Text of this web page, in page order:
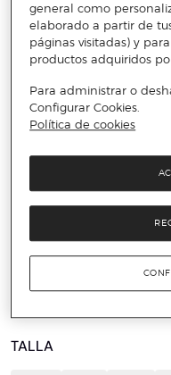
HELLY HANSEN
Bermuda Hombre
75 €150 €50%
TALLA
general como
elaborado a partir de
páginas visitadas) y
productos adquiridos
Para administrar o
Configurar Cookies.
Política de cookies